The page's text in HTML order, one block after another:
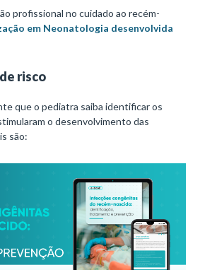
profissional no cuidado ao recém-
em Neonatologia desenvolvida
risco
que o pediatra saiba identificar os
o desenvolvimento das
são: